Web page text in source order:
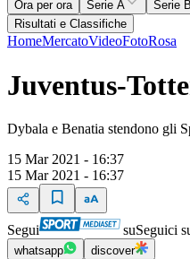
Ora per ora Serie A Serie B
Risultati e Classifiche
HomeMercatoVideoFotoRosa
Juventus-
Dybala e Benatia stendono gli
15 Mar 2021 - 16:37
15 Mar 2021 - 16:37
Segui suSeguici
whatsapp discover